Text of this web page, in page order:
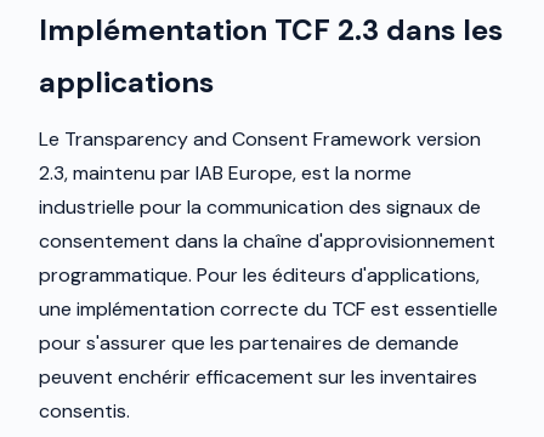
Implémentation TCF 2.3 dans les
applications
Le Transparency and Consent Framework version
2.3, maintenu par IAB Europe, est la norme
industrielle pour la communication des signaux de
consentement dans la chaîne d'approvisionnement
programmatique. Pour les éditeurs d'applications,
une implémentation correcte du TCF est essentielle
pour s'assurer que les partenaires de demande
peuvent enchérir efficacement sur les inventaires
consentis.